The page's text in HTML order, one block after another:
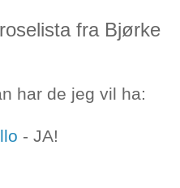
fra Bjørke
har de jeg vil ha:
- JA!